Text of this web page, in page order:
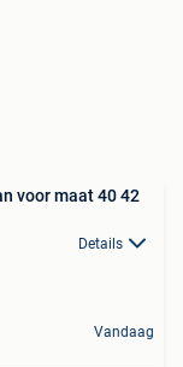
Details
Vandaag